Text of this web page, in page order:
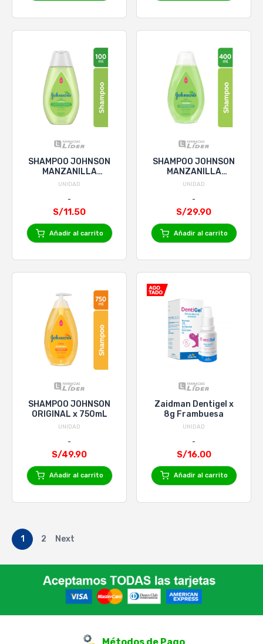
SHAMPOO JOHNSON
MANZANILLA
CABELLO CLARO x
UNIDAD
S/11.50
Añadir al carrito
SHAMPOO JOHNSON
MANZANILLA
CABELLO CLARO x
UNIDAD
S/29.90
Añadir al carrito
SHAMPOO JOHNSON
ORIGINAL x 750mL
UNIDAD
S/49.90
Añadir al carrito
Zaidman Dentigel x
8g Frambuesa
UNIDAD
S/16.00
Añadir al carrito
1 2 Next
Métodos de Pago